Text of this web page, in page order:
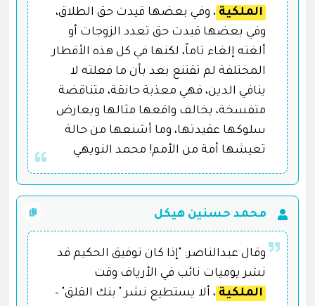
الملكية ، وفي بعضها قيدت حق الطلاق،
وفي بعضها قيدت حق تعدد الزوجات أو
ألغته إلغاء تاماً، لكنها في كل هذه الأقطار
المختلفة لم تقتنع بعد بأن ما فعلته لا
ينافي الدين، فهي معذبة حانقة، متناقضة
متفسخة، يخالف واقعها مثالها ويعارض
سلوكها عقيدتها، وما أشنعها من حالة
تعيشها أمة من الأمم! محمد النويهي
محمد حسنين هيكل
وقال عبدالناصر: "إذا كان توفيق الحكيم قد
نشر يوميات نائب في الأرياف وقت
الملكية ، ألا يستطيع نشر " بنك القلق" –